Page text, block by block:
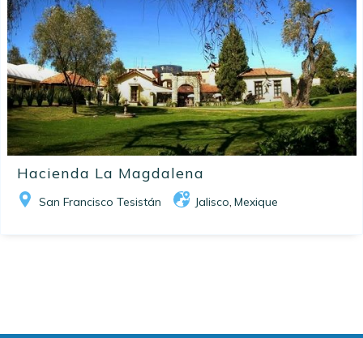
Hacienda La Magdalena
San Francisco Tesistán Jalisco, Mexique